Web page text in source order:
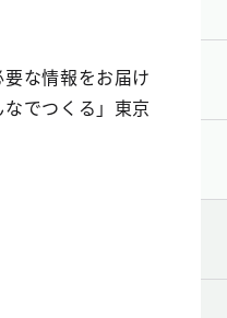
な情報をお届け
でつくる」東京